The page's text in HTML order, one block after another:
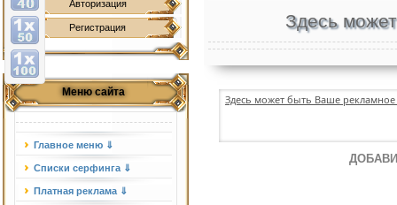
Авторизация
Регистрация
Меню сайта
Главное меню ⇓
Списки серфинга ⇓
Платная реклама ⇓
Здесь
Здесь может быть Ваше